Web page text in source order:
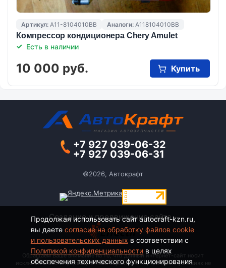
Артикул: A11-8104010BB Аналоги: A118104010BB
Компрессор кондиционера Chery Amulet
Есть в наличии
10 000 руб. Купить
+7 927 039-06-32
+7 927 039-06-31
©2026, Автокрафт
Создание и продвижение сайта -
Обращаем Ваше внимание на то, что данный интернет-сайт носит
исключительно информационный характер и ни при каких условиях не
Продолжая использовать сайт autocraft-kzn.ru,
вы даете согласие на обработку файлов cookie
и пользовательских данных в соответствии с
Политикой конфиденциальностив целях
обеспечения технического функционирования